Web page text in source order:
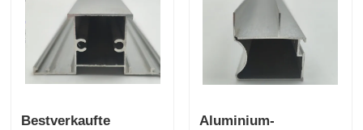
Bestverkaufte
Aluminium-